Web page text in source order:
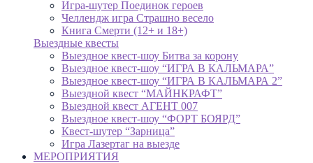
Игра-шутер Поединок героев
Челлендж игра Страшно весело
Книга Смерти (12+ и 18+)
Выездные квесты
Выездное квест-шоу Битва за корону
Выездное квест-шоу “ИГРА В КАЛЬМАРА”
Выездное квест-шоу “ИГРА В КАЛЬМАРА 2”
Выездной квест “МАЙНКРАФТ”
Выездной квест АГЕНТ 007
Выездное квест-шоу “ФОРТ БОЯРД”
Квест-шутер “Зарница”
Игра Лазертаг на выезде
МЕРОПРИЯТИЯ